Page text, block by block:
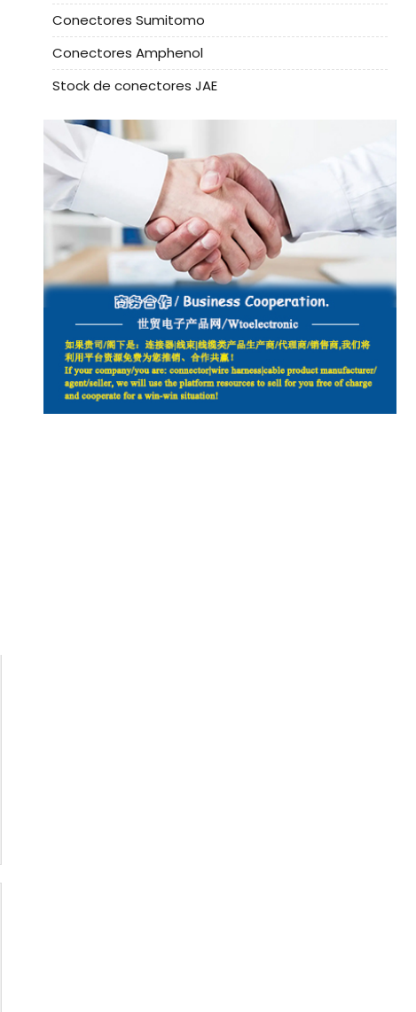
Conectores Sumitomo
Conectores Amphenol
Stock de conectores JAE